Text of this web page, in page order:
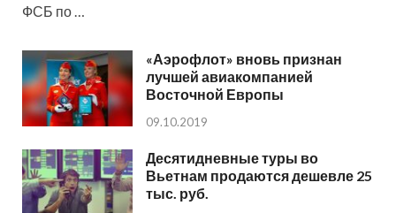
ФСБ по …
«Аэрофлот» вновь признан
лучшей авиакомпанией
Восточной Европы
09.10.2019
Десятидневные туры во
Вьетнам продаются дешевле 25
тыс. руб.